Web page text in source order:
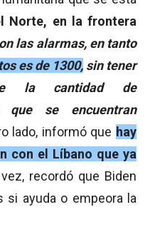
Norte, en la frontera
las alarmas, en tanto
es de 1300, sin tener
la cantidad de
que se encuentran
lado, informó que hay
con el Líbano que ya
recordó que Biden
si ayuda o empeora la